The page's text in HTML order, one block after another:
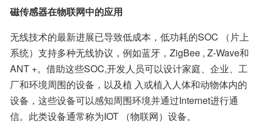
磁传感器在物联网中的应用
无线技术的最新进展已导致低成本，低功耗的SOC （片上
系统）支持多种无线协议，例如蓝牙，ZigBee , Z-Wave和
ANT +。借助这些SOC,开发人员可以设计家庭、企业、工
厂和环境周围的设备，以及植 入或植入人体和动物体内的
设备，这些设备可以感知周围环境并通过Internet进行通
信。此类设备通常称为IOT （物联网）设备。